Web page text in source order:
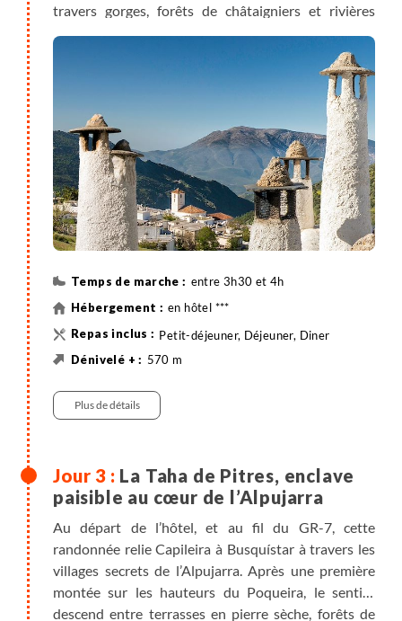
travers gorges, forêts de châtaigniers et rivières
Veleta, traversées de ponts rustiques et pause
rafraîchissante près d’une cascade complètent ce
entre 3h30 et 4h
en hôtel ***
Petit-déjeuner, Déjeuner, Diner
570 m
Minibus , entre 0h15 et 0h20 , 11km
Randonnée
Plus de détails
La Taha de Pitres, enclave
paisible au cœur de l’Alpujarra
Au départ de l’hôtel, et au fil du GR-7, cette
randonnée relie Capileira à Busquístar à travers les
villages secrets de l’Alpujarra. Après une première
montée sur les hauteurs du Poqueira, le sentier
descend entre terrasses en pierre sèche, forêts de